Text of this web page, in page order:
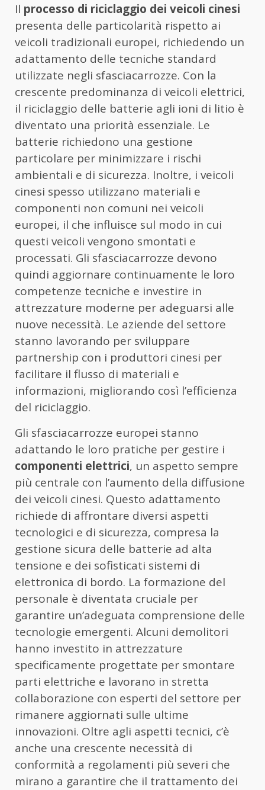
Il processo di riciclaggio dei veicoli cinesi
presenta delle particolarità rispetto ai
veicoli tradizionali europei, richiedendo un
adattamento delle tecniche standard
utilizzate negli sfasciacarrozze. Con la
crescente predominanza di veicoli elettrici,
il riciclaggio delle batterie agli ioni di litio è
diventato una priorità essenziale. Le
batterie richiedono una gestione
particolare per minimizzare i rischi
ambientali e di sicurezza. Inoltre, i veicoli
cinesi spesso utilizzano materiali e
componenti non comuni nei veicoli
europei, il che influisce sul modo in cui
questi veicoli vengono smontati e
processati. Gli sfasciacarrozze devono
quindi aggiornare continuamente le loro
competenze tecniche e investire in
attrezzature moderne per adeguarsi alle
nuove necessità. Le aziende del settore
stanno lavorando per sviluppare
partnership con i produttori cinesi per
facilitare il flusso di materiali e
informazioni, migliorando così l’efficienza
del riciclaggio.
Gli sfasciacarrozze europei stanno
adattando le loro pratiche per gestire i
componenti elettrici, un aspetto sempre
più centrale con l’aumento della diffusione
dei veicoli cinesi. Questo adattamento
richiede di affrontare diversi aspetti
tecnologici e di sicurezza, compresa la
gestione sicura delle batterie ad alta
tensione e dei sofisticati sistemi di
elettronica di bordo. La formazione del
personale è diventata cruciale per
garantire un’adeguata comprensione delle
tecnologie emergenti. Alcuni demolitori
hanno investito in attrezzature
specificamente progettate per smontare
parti elettriche e lavorano in stretta
collaborazione con esperti del settore per
rimanere aggiornati sulle ultime
innovazioni. Oltre agli aspetti tecnici, c’è
anche una crescente necessità di
conformità a regolamenti più severi che
mirano a garantire che il trattamento dei